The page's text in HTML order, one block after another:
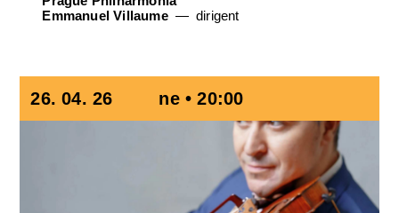
Emmanuel Villaume
dirigent
26. 04. 26 ne • 20:00